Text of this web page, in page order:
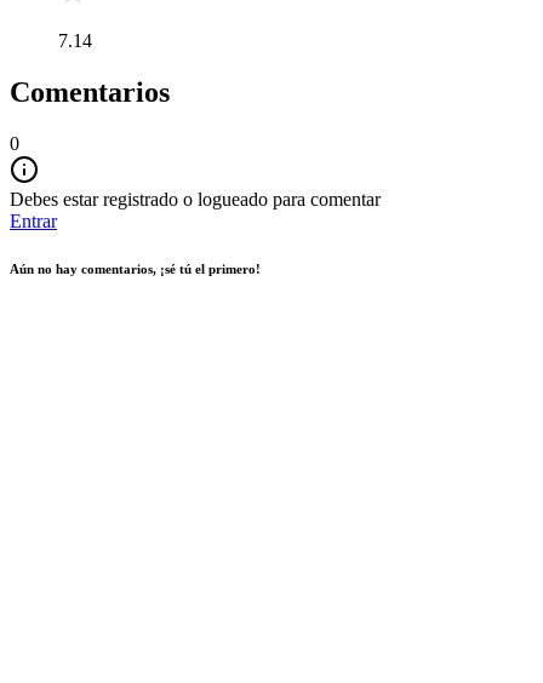
7.14
Comentarios
0
Debes estar registrado o logueado para comentar
Entrar
Aún no hay comentarios, ¡sé tú el primero!